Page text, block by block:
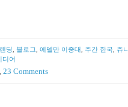
딩 블로그 에델만 이중대 주간 한국 쥬
디어
, 23 Comments